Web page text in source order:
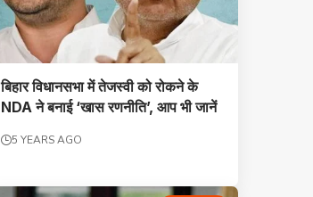
बिहार विधानसभा में तेजस्वी को रोकने के
NDA ने बनाई ‘खास रणनीति’, आप भी जानें
5 YEARS AGO